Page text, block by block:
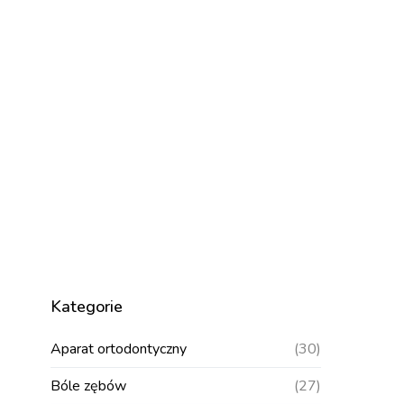
Kategorie
Aparat ortodontyczny
(30)
Bóle zębów
(27)